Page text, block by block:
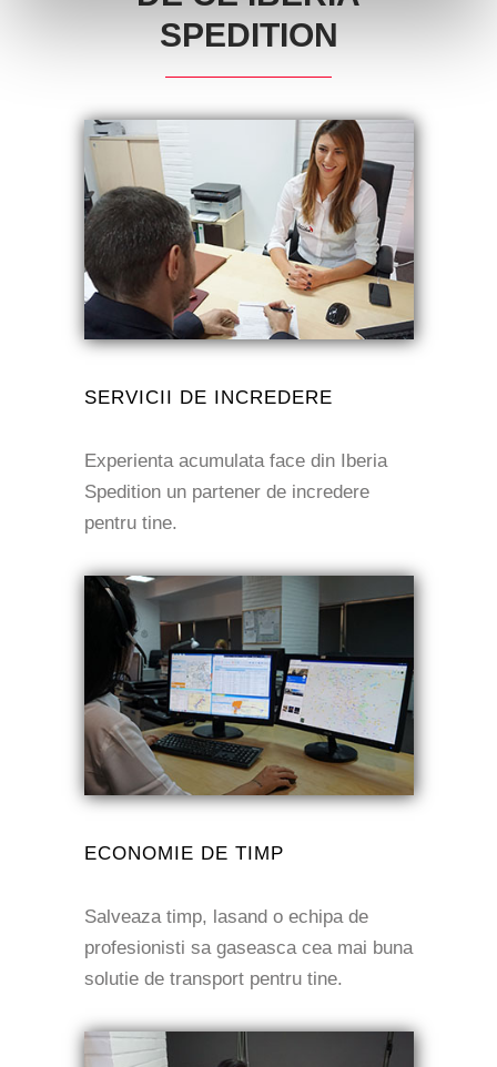
SPEDITION
SERVICII DE INCREDERE
Experienta acumulata face din Iberia
Spedition un partener de incredere
pentru tine.
ECONOMIE DE TIMP
Salveaza timp, lasand o echipa de
profesionisti sa gaseasca cea mai buna
solutie de transport pentru tine.